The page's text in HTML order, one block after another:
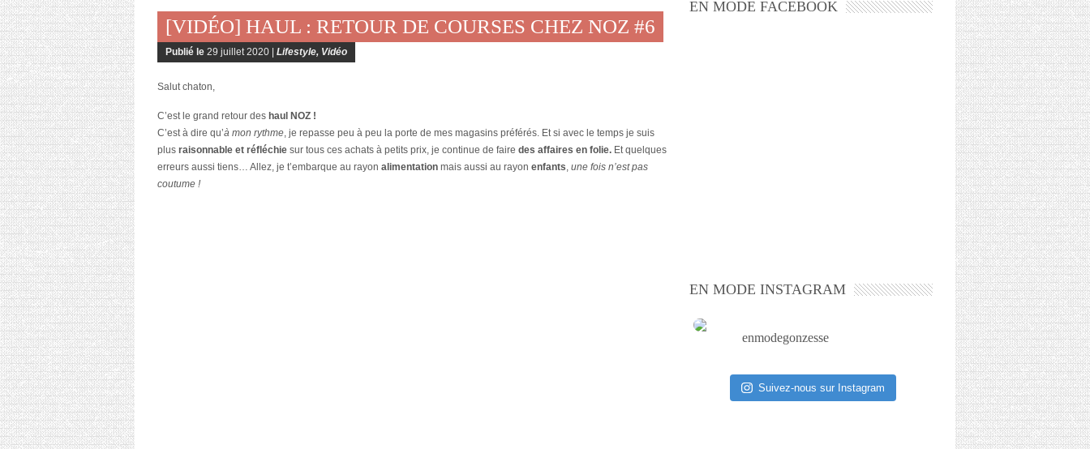
[VIDÉO] HAUL : RETOUR DE COURSES CHEZ NOZ #6
Publié le 29 juillet 2020 | Lifestyle, Vidéo
Salut chaton,
C’est le grand retour des haul NOZ !
C’est à dire qu’à mon rythme, je repasse peu à peu la porte de mes magasins préférés. Et si avec le temps je suis
plus raisonnable et réfléchie sur tous ces achats à petits prix, je continue de faire des affaires en folie. Et quelques
erreurs aussi tiens… Allez, je t’embarque au rayon alimentation mais aussi au rayon enfants, une fois n’est pas
coutume !
EN MODE FACEBOOK
EN MODE INSTAGRAM
enmodegonzesse
Suivez-nous sur Instagram